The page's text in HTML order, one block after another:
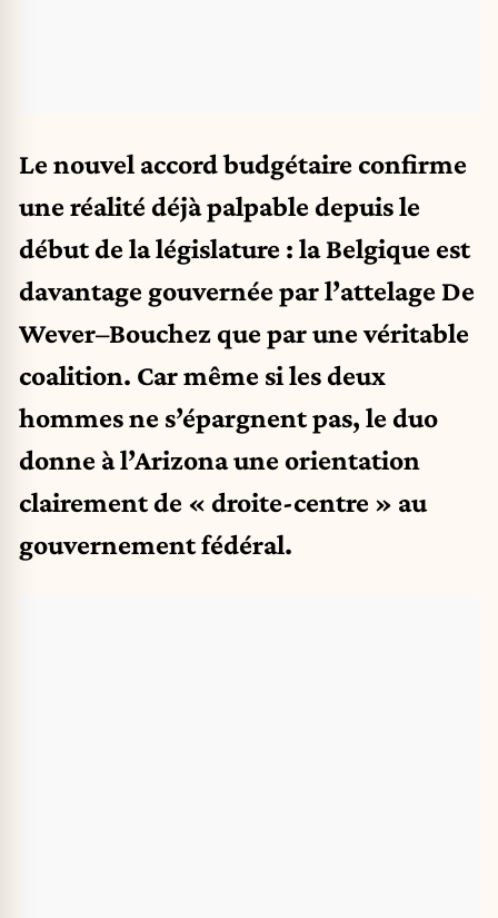
Le nouvel accord budgétaire confirme
une réalité déjà palpable depuis le
début de la législature : la Belgique est
davantage gouvernée par l’attelage De
Wever–Bouchez que par une véritable
coalition. Car même si les deux
hommes ne s’épargnent pas, le duo
donne à l’Arizona une orientation
clairement de « droite-centre » au
gouvernement fédéral.